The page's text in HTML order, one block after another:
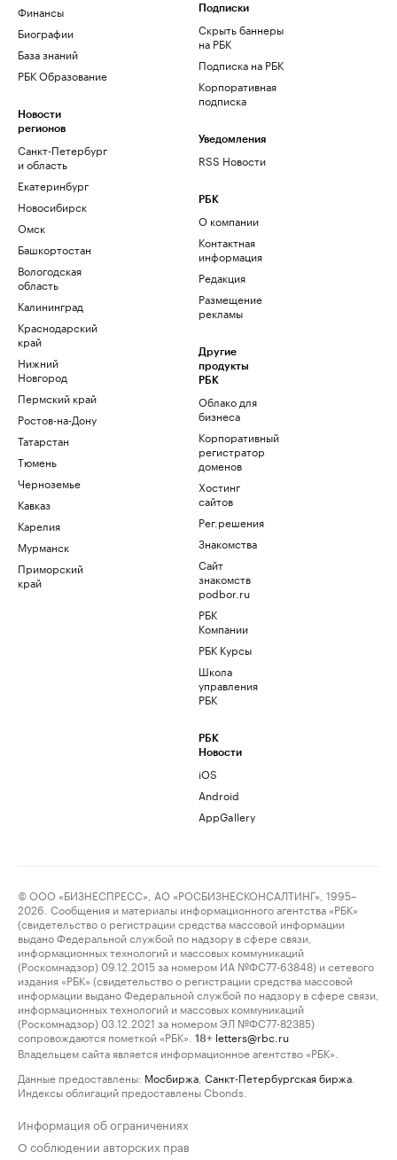
Финансы
Биографии
База знаний
РБК Образование
Новости
регионов
Санкт-Петербург
и область
Екатеринбург
Новосибирск
Омск
Башкортостан
Вологодская
область
Калининград
Краснодарский
край
Нижний
Новгород
Пермский край
Ростов-на-Дону
Татарстан
Тюмень
Черноземье
Кавказ
Карелия
Мурманск
Приморский
край
Подписки
Скрыть баннеры
на РБК
Подписка на РБК
Корпоративная
подписка
Уведомления
RSS Новости
РБК
О компании
Контактная
информация
Редакция
Размещение
рекламы
Другие
продукты
РБК
Облако для
бизнеса
Корпоративный
регистратор
доменов
Хостинг
сайтов
Рег.решения
Знакомства
Сайт
знакомств
podbor.ru
РБК
Компании
РБК Курсы
Школа
управления
РБК
РБК
Новости
iOS
Android
AppGallery
© ООО «БИЗНЕСПРЕСС», АО «РОСБИЗНЕСКОНСАЛТИНГ», 1995–
2026. Сообщения и материалы информационного агентства «РБК»
(свидетельство о регистрации средства массовой информации
выдано Федеральной службой по надзору в сфере связи,
информационных технологий и массовых коммуникаций
(Роскомнадзор) 09.12.2015 за номером ИА №ФС77-63848) и сетевого
издания «РБК» (свидетельство о регистрации средства массовой
информации выдано Федеральной службой по надзору в сфере связи,
информационных технологий и массовых коммуникаций
(Роскомнадзор) 03.12.2021 за номером ЭЛ №ФС77-82385)
сопровождаются пометкой «РБК».
18+ letters@rbc.ru
Владельцем сайта является информационное агентство «РБК».
Данные предоставлены: Мосбиржа Санкт-Петербургская биржа
Индексы облигаций предоставлены Cbonds.
Информация об ограничениях
О соблюдении авторских прав